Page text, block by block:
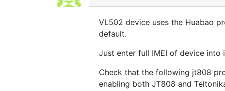
VL502 device uses the Huabao
default.
Just enter full IMEI of device into
Check that the following jt808
enabling both JT808 and